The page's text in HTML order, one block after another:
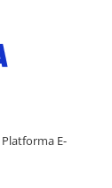
Platforma E-